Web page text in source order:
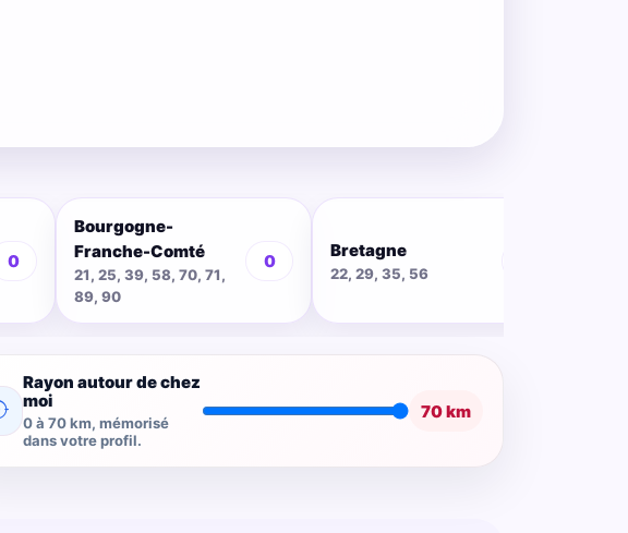
0
Bourgogne-
Franche-Comté
21, 25, 39, 58, 70, 71,
89, 90
0
Bretagne
22, 29, 35, 56
Rayon autour de chez
moi
0 à 70 km, mémorisé
dans votre profil.
70 km